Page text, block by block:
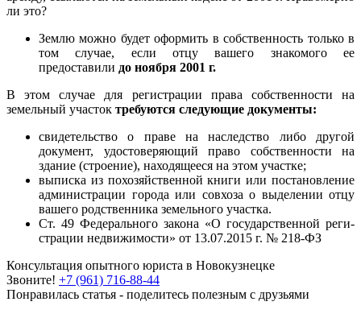
ли это?
Землю можно будет оформить в собственность только в
том случае, если отцу вашего знакомого ее
предоставили до ноября 2001 г.
В этом случае для регистрации права собственности на
земель­ный участок требуются следующие документы:
свидетельство о праве на наследство либо другой
документ, удостоверяющий право собственности на
здание (строение), на­ходящееся на этом участке;
выписка из похозяйственной книги или постановление
ад­министрации города или совхоза о выделении отцу
вашего род­ственника земельного участка.
Ст. 49 Федерального закона «О государственной реги­
страции недвижимости» от 13.07.2015 г. № 218-ФЗ
Консультация опытного юриста в Новокузнецке
Звоните! +7 (961) 716-88-44
Понравилась статья - поделитесь полезным с друзьями